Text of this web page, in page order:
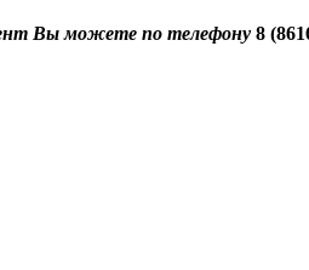
Вы можете по телефону 8